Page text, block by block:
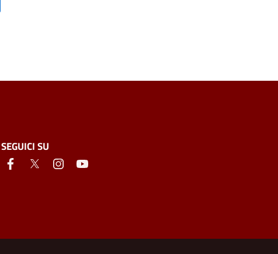
SEGUICI SU